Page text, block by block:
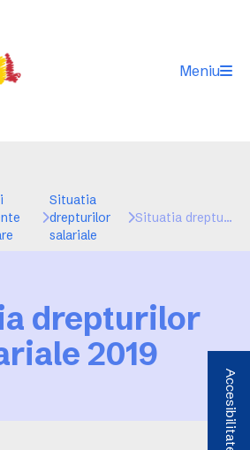
Meniu
Situatia
drepturilor
salariale
Situatia drepturilor salariale 2019
drepturilor
2019
Accesibilitate